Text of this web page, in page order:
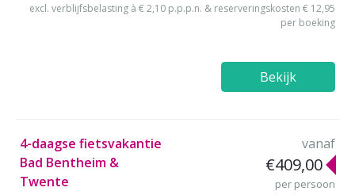
excl. verblijfsbelasting à € 2,10 p.p.p.n. & reserveringskosten € 12,95
per boeking
Bekijk
4-daagse fietsvakantie
Bad Bentheim &
Twente
vanaf
€409,00
per persoon